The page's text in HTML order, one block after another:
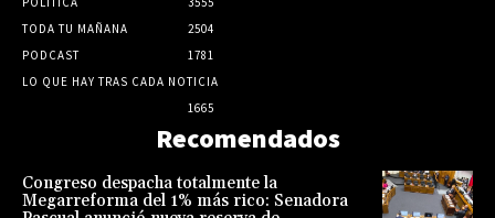
TODA TU MAÑANA
2504
PODCAST
1781
LO QUE HAY TRAS CADA NOTICIA
1665
Recomendados
Congreso despacha totalmente la
Megarreforma del 1% más rico: Senadora